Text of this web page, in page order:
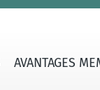
AVANTAGES